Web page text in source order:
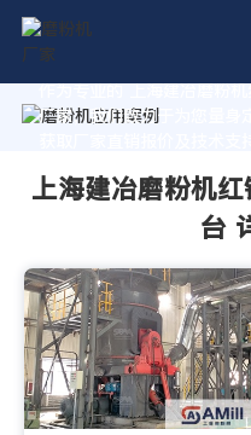
作为专业的 上海建冶磨粉
厂家，我们致力于为您量身
上海建冶磨粉机
台